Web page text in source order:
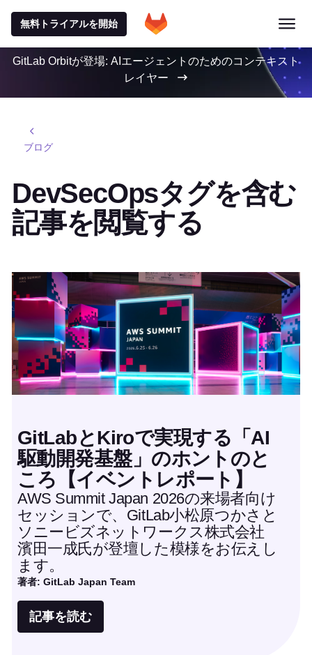
無料トライアルを開始
GitLab Orbitが登場: AIエージェントのためのコンテキスト
レイヤー
ブログ
DevSecOpsタグを含む
記事を閲覧する
特集記事
GitLabとKiroで実現する「AI
駆動開発基盤」のホントのと
ころ【イベントレポート】
AWS Summit Japan 2026の来場者向け
セッションで、GitLab小松原つかさと
ソニービズネットワークス株式会社
濱田一成氏が登壇した模様をお伝えし
ます。
著者: GitLab Japan Team
記事を読む